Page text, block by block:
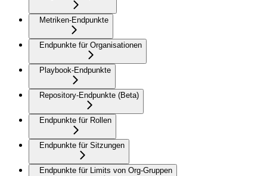
Metriken-Endpunkte
Endpunkte für Organisationen
Playbook-Endpunkte
Repository-Endpunkte (Beta)
Endpunkte für Rollen
Endpunkte für Sitzungen
Endpunkte für Limits von Org-Gruppen